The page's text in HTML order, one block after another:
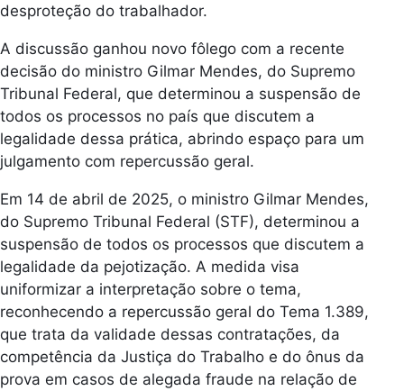
desproteção do trabalhador.
A discussão ganhou novo fôlego com a recente
decisão do ministro Gilmar Mendes, do Supremo
Tribunal Federal, que determinou a suspensão de
todos os processos no país que discutem a
legalidade dessa prática, abrindo espaço para um
julgamento com repercussão geral.
Em 14 de abril de 2025, o ministro Gilmar Mendes,
do Supremo Tribunal Federal (STF), determinou a
suspensão de todos os processos que discutem a
legalidade da pejotização. A medida visa
uniformizar a interpretação sobre o tema,
reconhecendo a repercussão geral do Tema 1.389,
que trata da validade dessas contratações, da
competência da Justiça do Trabalho e do ônus da
prova em casos de alegada fraude na relação de